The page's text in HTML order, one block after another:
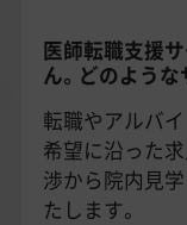
医師転職支援
ん。どのよう
転職やアルバイ
希望に沿った
渉から院内見
たします。